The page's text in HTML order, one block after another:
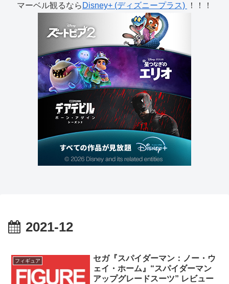
マーベル観るなら Disney+ (ディズニープラス) ！！！
2021-12
フィギュア
セガ『スパイダーマン：ノー・ウ
ェイ・ホーム』“スパイダーマン
アップグレードスーツ” レビュー